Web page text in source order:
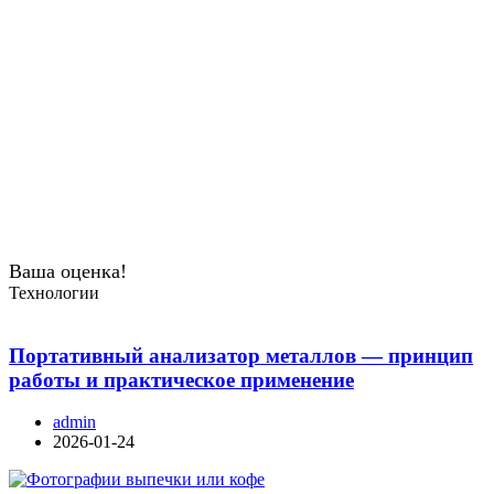
Ваша оценка!
Технологии
Портативный анализатор металлов — принцип
работы и практическое применение
admin
2026-01-24